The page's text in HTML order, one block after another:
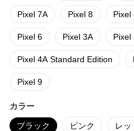
Pixel 7A Pixel 8 Pixel
Pixel 6 Pixel 3A Pixel
Pixel 4A Standard Edition
Pixel 9
カラー
ブラック ピンク レッ